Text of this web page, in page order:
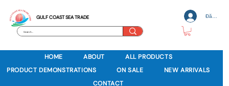
GULF COAST SEA TRADE Đăng
HOME ABOUT
ALL PRODUCTS
PRODUCT DEMONSTRATIONS
ON SALE
NEW ARRIVALS
CONTACT